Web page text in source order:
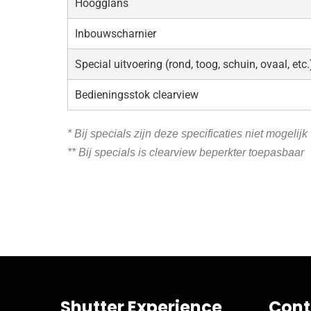
Hoogglans
Inbouwscharnier
Special uitvoering (rond, toog, schuin, ovaal,
Bedieningsstok clearview
* Bij specials zijn deze specificaties niet mogelijk
** Bij specials is clearview beperkter toepasbaar